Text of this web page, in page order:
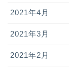
2021年4月
2021年3月
2021年2月